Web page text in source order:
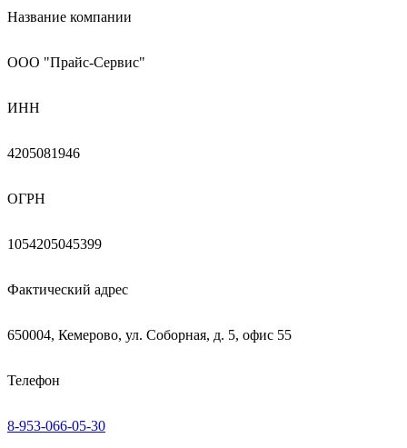
Название компании
ООО "Прайс-Сервис"
ИНН
4205081946
ОГРН
1054205045399
Фактический адрес
650004, Кемерово, ул. Соборная, д. 5, офис 55
Телефон
8-953-066-05-30